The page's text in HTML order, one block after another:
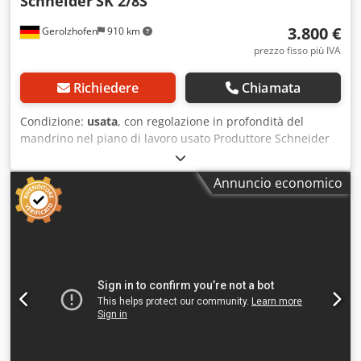
Gerolzhofen 910 km 3.800 €
prezzo fisso più IVA
Richiedere Chiamata
Condizione: usata, con regolazione in profondità del
mandrino nel piano di lavoro usato Produttore Schneider
Modello SK2/8S N. macchina 80002 Motore 4,5 / 5,5 kW
Freno motore elettronico 6 velocità:
3000/4000/5000/6000/8000/10000 giri/min. Rotazione in
senso orario e antiorario Diametro della fresa 30 mm
Estensione del piano di lavoro: circa 2 x 450 mm Guida di
mm Cedovwf Icjpfx Aggsrf Ingombro: circa 2100 mm x 1300
mm x 1800 mm Potenza totale assorbita 5,5 kW Luogo di
stoccaggio: 97447 Gerolzhofen, carico a cura
Annuncio economico